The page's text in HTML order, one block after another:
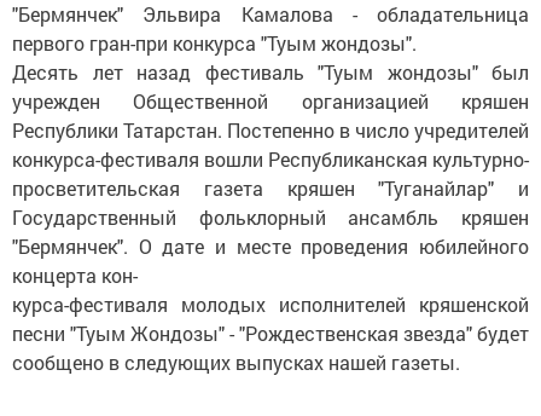
"Бермянчек" Эльвира Камалова - обладательница
первого гран-при конкурса "Туым жондозы".
Десять лет назад фестиваль "Туым жондозы" был
учрежден Общественной организацией кряшен
Республики Татарстан. Постепенно в число учредителей
конкурса-фестиваля вошли Республиканская культурно-
просветительская газета кряшен "Туганайлар" и
Государственный фольклорный ансамбль кряшен
"Бермянчек". О дате и месте проведения юбилейного
концерта кон-
курса-фестиваля молодых исполнителей кряшенской
песни "Туым Жондозы" - "Рождественская звезда" будет
сообщено в следующих выпусках нашей газеты.